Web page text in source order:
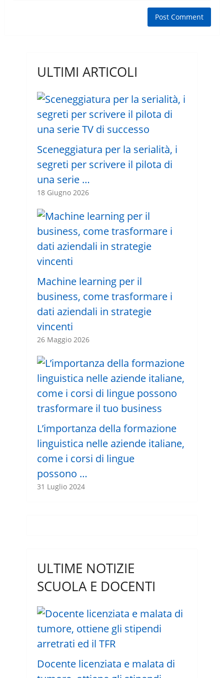
ULTIMI ARTICOLI
Sceneggiatura per la serialità, i
segreti per scrivere il pilota di
una serie …
18 Giugno 2026
Machine learning per il
business, come trasformare i
dati aziendali in strategie
vincenti
26 Maggio 2026
L’importanza della formazione
linguistica nelle aziende italiane,
come i corsi di lingue
possono …
31 Luglio 2024
ULTIME NOTIZIE
SCUOLA E DOCENTI
Docente licenziata e malata di